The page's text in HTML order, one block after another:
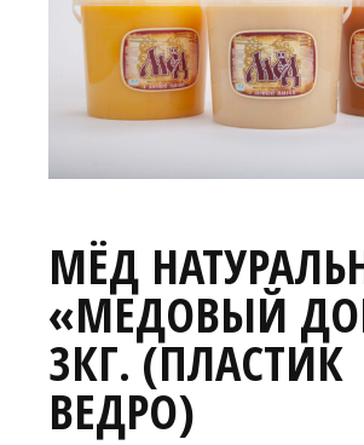
МЁД
«МЕДОВЫЙ
3КГ. (ПЛАСТИК
ВЕДРО)